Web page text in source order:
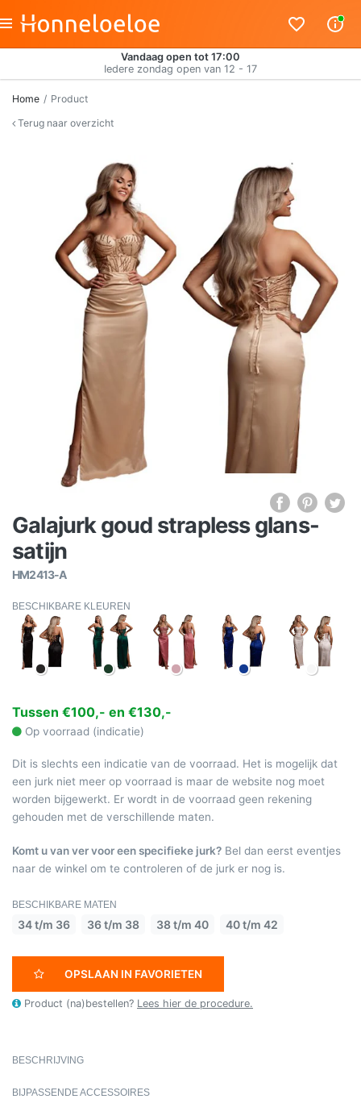
Vandaag open tot 17:00
Iedere zondag open van 12 - 17
Home
Product
Terug naar overzicht
Galajurk goud strapless glans-
satijn
HM2413-A
BESCHIKBARE KLEUREN
Tussen €100,- en €130,-
Op voorraad (indicatie)
Dit is slechts een indicatie van de voorraad. Het is mogelijk dat
een jurk niet meer op voorraad is maar de website nog moet
worden bijgewerkt. Er wordt in de voorraad geen rekening
gehouden met de verschillende maten.
Komt u van ver voor een specifieke jurk? Bel dan eerst eventjes
naar de winkel om te controleren of de jurk er nog is.
BESCHIKBARE MATEN
34 t/m 36 36 t/m 38 38 t/m 40 40 t/m 42
OPSLAAN IN FAVORIETEN
Product (na)bestellen? Lees hier de procedure.
BESCHRIJVING
BIJPASSENDE ACCESSOIRES